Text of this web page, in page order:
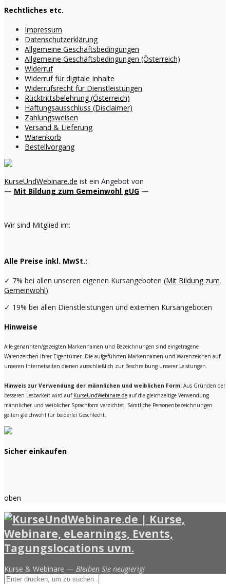
Rechtliches etc.
Impressum
Datenschutzerklärung
Allgemeine Geschäftsbedingungen
Allgemeine Geschäftsbedingungen (Österreich)
Widerruf
Widerruf für digitale Inhalte
Widerrufsrecht für Dienstleistungen
Rücktrittsbelehrung (Österreich)
Haftungsausschluss (Disclaimer)
Zahlungsweisen
Versand & Lieferung
Warenkorb
Bestellvorgang
KurseUndWebinare.de ist ein Angebot von
— Mit Bildung zum Gemeinwohl gUG —
Wir sind Mitglied im:
Alle Preise inkl. MwSt.:
✓ 7% bei allen unseren eigenen Kursangeboten (Mit Bildung zum
Gemeinwohl)
✓ 19% bei allen Dienstleistungen und externen Kursangeboten
Hinweise
Alle genannten/gezeigten Markennamen und Bezeichnungen sind eingetragene
Warenzeichen ihrer Eigentümer. Die aufgeführten Markennamen und Warenzeichen auf
unseren Internetseiten dienen ausschließlich zur Beschreibung unserer Leistungen.
Hinweis zur Verwendung der männlichen und weiblichen Form: Aus Gründen der
besseren Lesbarkeit wird auf KurseUndWebinare.de auf die gleichzeitige Verwendung
männlicher und weiblicher Sprachform verzichtet. Sämtliche Personenbezeichnungen
gelten gleichwohl für beiderlei Geschlecht.
Sicher einkaufen
oben
Kurse & Webinare — Bleiben Sie neugierig!